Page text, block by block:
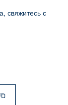
свяжитесь с